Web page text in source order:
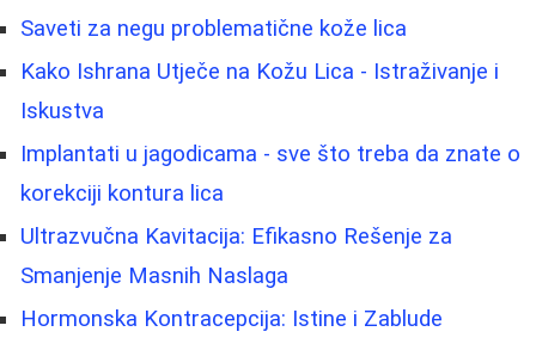
Saveti za negu problematične kože lica
Kako Ishrana Utječe na Kožu Lica - Istraživanje i
Iskustva
Implantati u jagodicama - sve što treba da znate o
korekciji kontura lica
Ultrazvučna Kavitacija: Efikasno Rešenje za
Smanjenje Masnih Naslaga
Hormonska Kontracepcija: Istine i Zablude